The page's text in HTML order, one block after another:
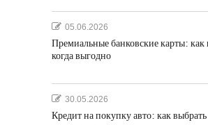
05.06.2026
Премиальные банковские карты: как
когда выгодно
30.05.2026
Кредит на покупку авто: как